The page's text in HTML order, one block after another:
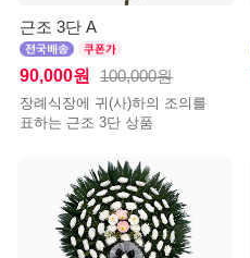
근조 3단 A
90,000원 100,000원
장례식장에 귀(사)하의 조의를
표하는 근조 3단 상품